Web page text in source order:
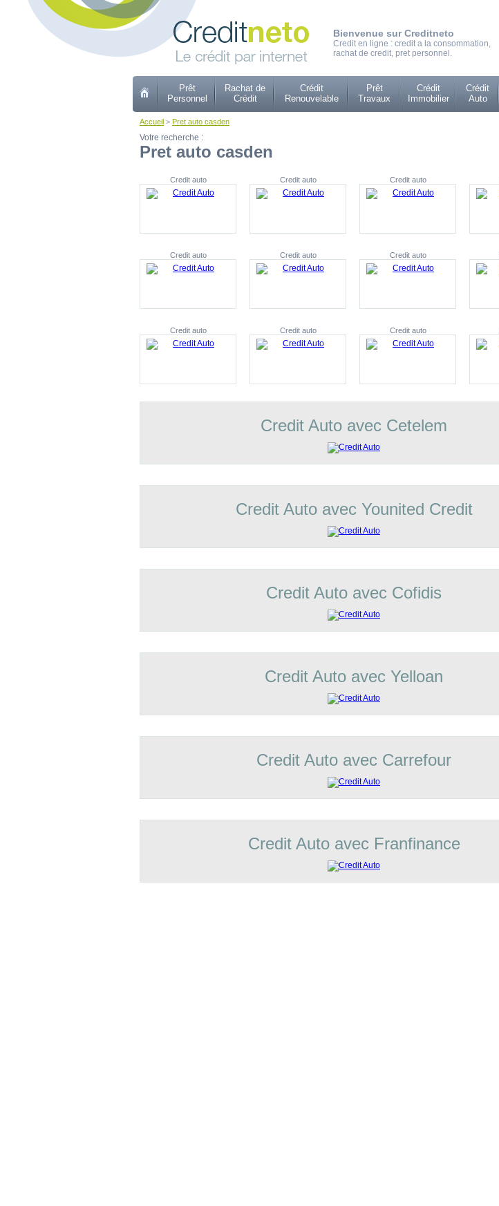
Bienvenue sur Creditneto
Credit en ligne : credit a la consommation,
rachat de credit, pret personnel.
Prêt
Personnel
Rachat de
Crédit
Crédit
Renouvelable
Prêt
Travaux
Crédit
Immobilier
Crédit
Auto
Accueil > Pret auto casden
Votre recherche :
Pret auto casden
Credit auto Credit auto Credit auto
Credit auto Credit auto Credit auto
Credit auto Credit auto Credit auto
Credit Auto avec Cetelem
Credit Auto avec Younited Credit
Credit Auto avec Cofidis
Credit Auto avec Yelloan
Credit Auto avec Carrefour
Credit Auto avec Franfinance